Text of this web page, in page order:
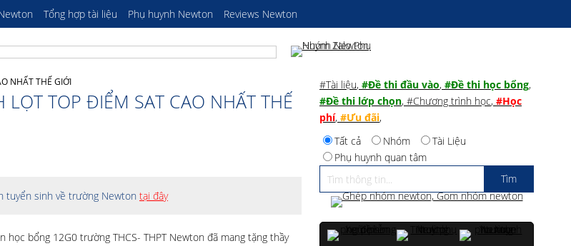
Tổng hợp tài liệu Phụ huynh Newton Reviews Newton
NHẤT THẾ GIỚI
TOP ĐIỂM SAT CAO NHẤT THẾ
tuyển sinh về trường Newton tại đây
bổng 12G0 trường THCS- THPT Newton đã mang tặng thầy
#Tài liệu, #Đề thi đầu vào, #Đề thi học bổng,
#Đề thi lớp chọn, #Chương trình học, #Học
phí, #Ưu đãi,
Tất cả
Nhóm
Tài Liệu
Phụ huynh quan tâm